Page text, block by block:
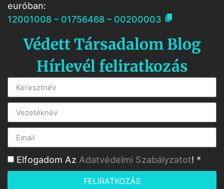
euróban:
12001008 – 01756468 – 00200003 
Védett Társadalom Blog
Hírlevél feliratkozás
Elfogadom Az Adatvédelmi Szabályzatot! *
FELIRATKOZÁS